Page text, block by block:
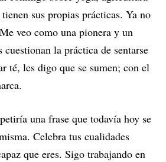
sus propias prácticas. Ya no
veo como una pionera y un
la práctica de sentarse
té, les digo que se sumen; con el
una frase que todavía hoy se
Celebra tus cualidades
que eres. Sigo trabajando en